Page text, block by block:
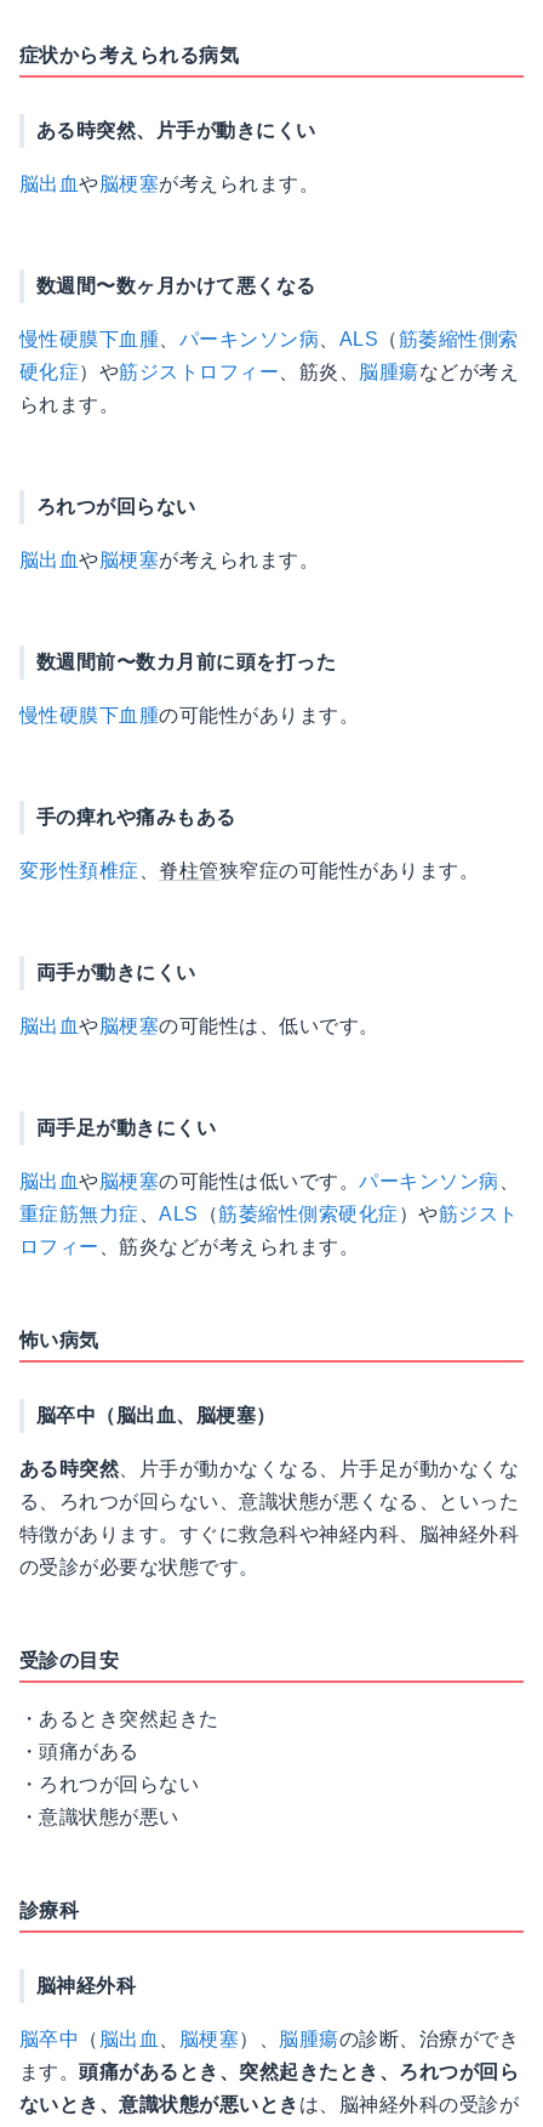
症状から考えられる病気
ある時突然、片手が動きにくい
脳出血や 脳梗塞が考えられます。
数週間〜数ヶ月かけて悪くなる
慢性硬膜下血腫 パーキンソン病 ALS （筋萎縮性側索
硬化症）や筋ジストロフィー 、筋炎、 脳腫瘍などが考え
られます。
ろれつが回らない
脳出血や 脳梗塞が考えられます。
数週間前〜数カ月前に頭を打った
慢性硬膜下血腫の可能性があります。
手の痺れや痛みもある
変形性頚椎症 脊柱管狭窄症の可能性があります。
両手が動きにくい
脳出血や 脳梗塞の可能性は、低いです。
両手足が動きにくい
脳出血や 脳梗塞の可能性は低いです。パーキンソン病
重症筋無力症
、ALS （筋萎縮性側索硬化症 ）や筋ジスト
ロフィー
、筋炎などが考えられます。
怖い病気
脳卒中（脳出血、脳梗塞）
ある時突然、片手が動かなくなる、片手足が動かなくな
る、ろれつが回らない、意識状態が悪くなる、といった
特徴があります。すぐに救急科や神経内科、脳神経外科
の受診が必要な状態です。
受診の目安
・あるとき突然起きた
・頭痛がある
・ろれつが回らない
・意識状態が悪い
診療科
脳神経外科
脳卒中 （ 脳出血 脳梗塞）、 脳腫瘍の診断、治療ができ
ます。頭痛があるとき、突然起きたとき、ろれつが回ら
ないとき、意識状態が悪いとき は、脳神経外科の受診が